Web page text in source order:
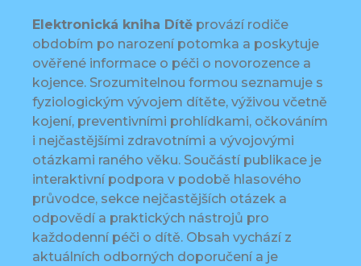
Elektronická kniha Dítě provází rodiče
obdobím po narození potomka a poskytuje
ověřené informace o péči o novorozence a
kojence. Srozumitelnou formou seznamuje s
fyziologickým vývojem dítěte, výživou včetně
kojení, preventivními prohlídkami, očkováním
i nejčastějšími zdravotními a vývojovými
otázkami raného věku. Součástí publikace je
interaktivní podpora v podobě hlasového
průvodce, sekce nejčastějších otázek a
odpovědí a praktických nástrojů pro
každodenní péči o dítě. Obsah vychází z
aktuálních odborných doporučení a je